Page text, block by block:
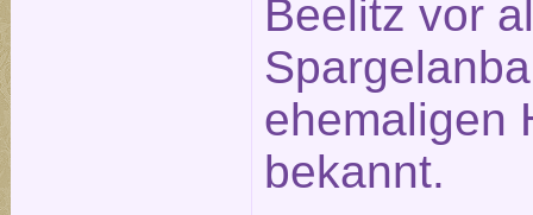
Beelitz vor
ehemaligen
bekannt.